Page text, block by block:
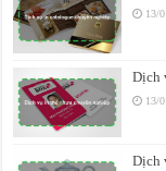
13/
Dịch
13/
Dịch